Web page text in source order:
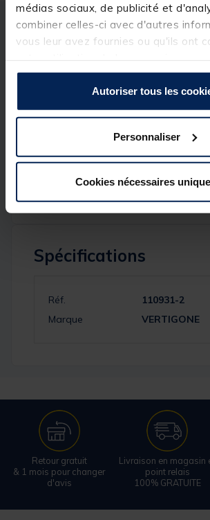
médias sociaux, de publicité et
combiner celles-ci avec d'autres
vous leur avez fournies ou qu'ils ont
Autoriser tous les
Personnaliser
Cookies nécessaires
Description
Description
Nymphe Double pour la pêche du
Détails
Modèle : DL2 H12
Spécifications
Réf.
110931-2
Marque
VERTIGONE
Retour gratuit
& 1 mois pour changer
d'avis
Livraison en magasin
point relais
100% GRATUITE